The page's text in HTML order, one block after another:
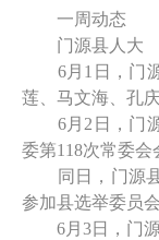
一周动态
门源县人大
6月1日，门源
莲、马文海、孔
6月2日，门源
委第118次常委会
同日，门源县
参加县选举委员
6月3日，门源